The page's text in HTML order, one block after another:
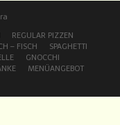
REGULAR PIZZEN
– FISCH
SPAGHETTI
GNOCCHI
MENÜANGEBOT